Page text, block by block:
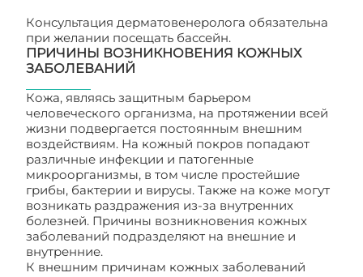
Консультация дерматовенеролога обязательна
при желании посещать бассейн.
ПРИЧИНЫ ВОЗНИКНОВЕНИЯ КОЖНЫХ
ЗАБОЛЕВАНИЙ
Кожа, являясь защитным барьером
человеческого организма, на протяжении всей
жизни подвергается постоянным внешним
воздействиям. На кожный покров попадают
различные инфекции и патогенные
микроорганизмы, в том числе простейшие
грибы, бактерии и вирусы. Также на коже могут
возникать раздражения из-за внутренних
болезней. Причины возникновения кожных
заболеваний подразделяют на внешние и
внутренние.
К внешним причинам кожных заболеваний